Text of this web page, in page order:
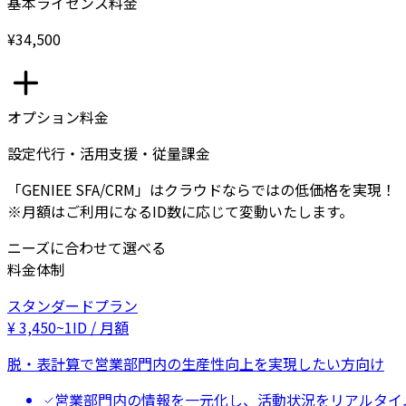
¥34,500
オプション料金
設定代行・活用支援・従量課金
「GENIEE SFA/CRM」はクラウドならではの低価格を実現！
※月額はご利用になるID数に応じて変動いたします。
ニーズに合わせて選べる
料金体制
スタンダードプラン
¥3,450~1ID / 月額
脱・表計算で営業部門内の生産性向上を実現したい方向け
営業部門内の情報を一元化し、活動状況をリアルタ